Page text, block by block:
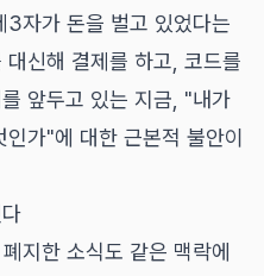
3자가 돈을 벌고 있었다는
신해 결제를 하고, 코드를
앞두고 있는 지금, "내가
가"에 대한 근본적 불안이
지한 소식도 같은 맥락에